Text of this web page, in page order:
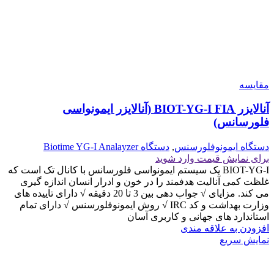
مقايسه
آنالایزر BIOT-YG-I FIA (آنالایزر ایمونواسی
فلورسانس)
دستگاه ایمونوفلورسنس, دستگاه Biotime YG-I Analayzer
برای نمایش قیمت وارد شوید
BIOT-YG-I یک سیستم ایمونواسی فلورسانس با کانال تک است که
غلظت کمی آنالیت هدفمند را در خون و ادرار انسان اندازه گیری
می کند. مزایای √ جواب دهی بین 3 تا 20 دقیقه √ دارای تاییده های
وزارت بهداشت و کد IRC √ روش ایمونوفلورسنس √ دارای تمام
استاندارد های جهانی و کاربری آسان
افزودن به علاقه مندی
نمایش سریع